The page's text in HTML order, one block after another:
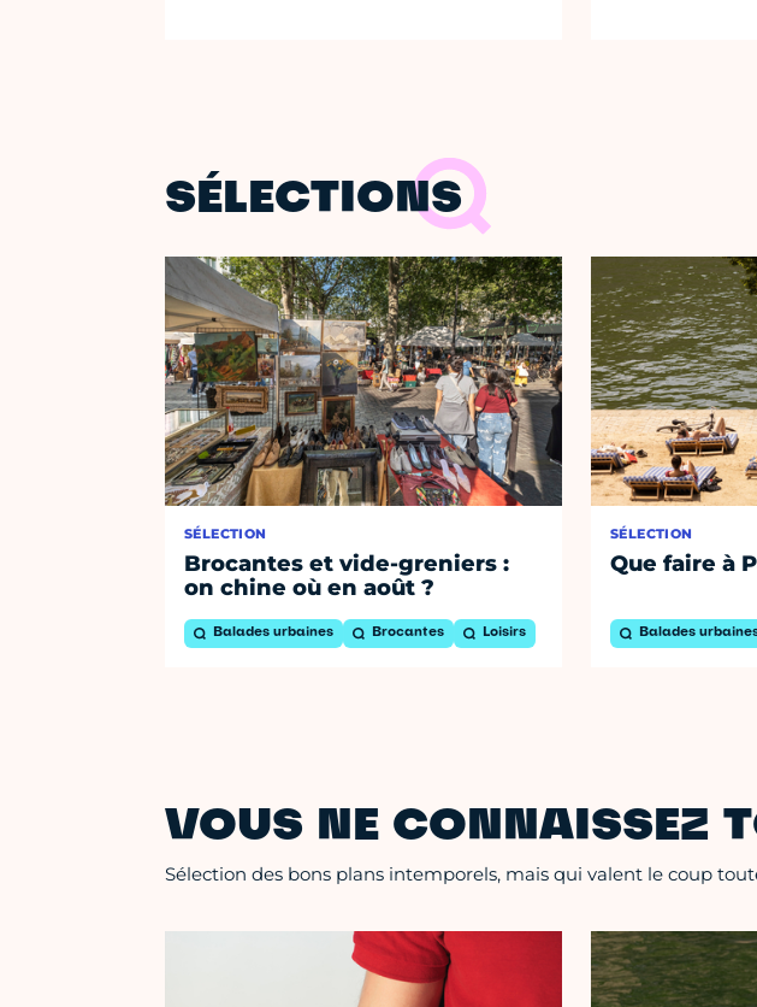
SÉLECTIONS
SÉLECTION
Brocantes et vide-greniers :
on chine où en août ?
Balades urbaines Brocantes Loisirs
SÉLECTION
Que faire à
Balades
VOUS NE CONNAISSEZ
Sélection des bons plans intemporels, mais qui valent le coup